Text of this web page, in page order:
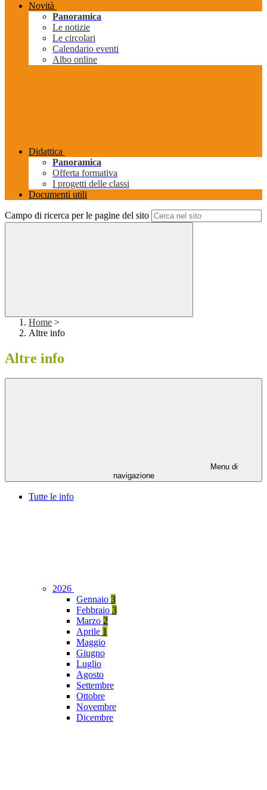
Novità
Panoramica
Le notizie
Le circolari
Calendario eventi
Albo online
Didattica
Panoramica
Offerta formativa
I progetti delle classi
Documenti utili
Campo di ricerca per le pagine del sito
Home >
Altre info
Altre info
Menu di
navigazione
Tutte le info
2026
Gennaio 3
Febbraio 3
Marzo 2
Aprile 1
Maggio
Giugno
Luglio
Agosto
Settembre
Ottobre
Novembre
Dicembre